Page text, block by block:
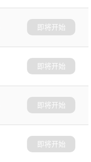
即将开始
即将开始
即将开始
即将开始